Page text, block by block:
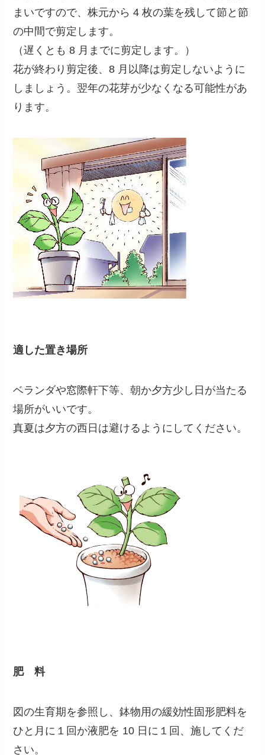
まいですので、株元から 4 枚の葉を残して節と節
の中間で剪定します。
（遅くとも 8 月までに剪定します。）
花が終わり剪定後、8 月以降は剪定しないように
しましょう。翌年の花芽が少なくなる可能性があ
ります。
適した置き場所
ベランダや窓際軒下等、朝か夕方少し日が当たる
場所がいいです。
真夏は夕方の西日は避けるようにしてください。
肥 料
図の生育期を参照し、鉢物用の緩効性固形肥料を
ひと月に１回か液肥を 10 日に１回、施してくだ
さい。